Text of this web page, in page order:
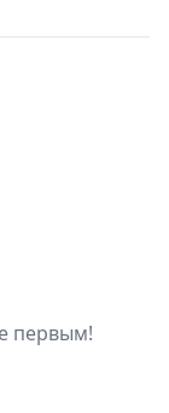
первым!